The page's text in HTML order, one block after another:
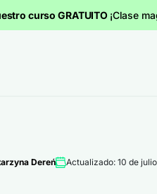
curso GRATUITO ¡Clase
Dereń Actualizado: 10 de